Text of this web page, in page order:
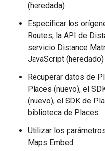
(heredada)
Especificar los
Routes, la API de
servicio Distance
JavaScript (heredado)
Recuperar datos de
Places (nuevo), el
(nuevo), el SDK de
biblioteca de Places
Utilizar los
Maps Embed